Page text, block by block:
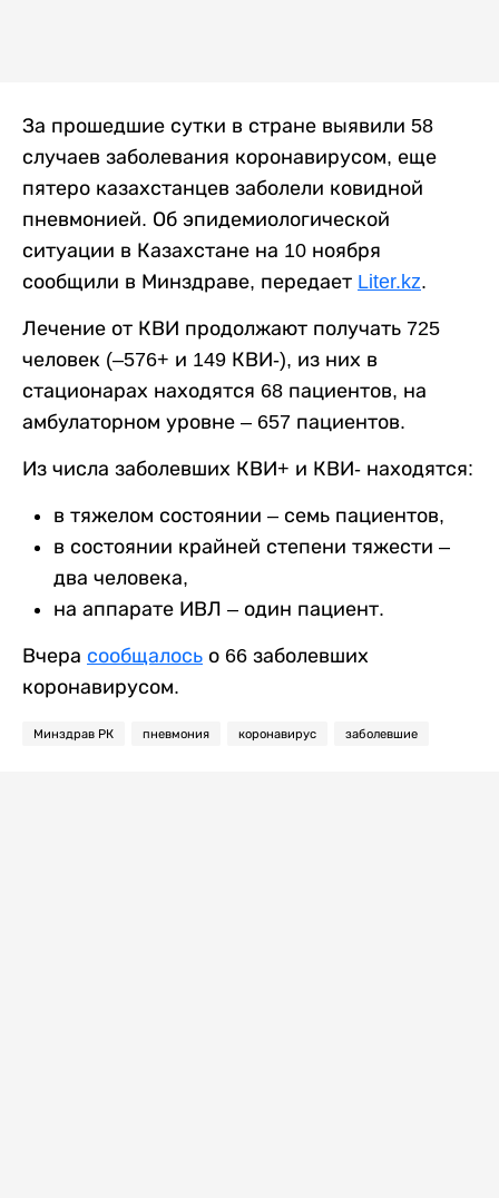
За прошедшие сутки в стране выявили 58
случаев заболевания коронавирусом, еще
пятеро казахстанцев заболели ковидной
пневмонией. Об эпидемиологической
ситуации в Казахстане на 10 ноября
сообщили в Минздраве, передает Liter.kz.
Лечение от КВИ продолжают получать 725
человек (–576+ и 149 КВИ-), из них в
стационарах находятся 68 пациентов, на
амбулаторном уровне – 657 пациентов.
Из числа заболевших КВИ+ и КВИ- находятся:
в тяжелом состоянии – семь пациентов,
в состоянии крайней степени тяжести –
два человека,
на аппарате ИВЛ – один пациент.
Вчера сообщалось о 66 заболевших
коронавирусом.
Минздрав РК пневмония коронавирус заболевшие